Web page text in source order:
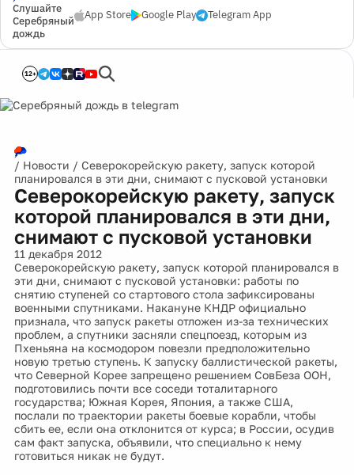
Слушайте
Серебряный
дождь
App Store Google Play Telegram App
12+
/ Новости
планировался в эти дни, снимают с пусковой установки
Северокорейскую ракету, запуск
которой планировался в эти дни,
снимают с пусковой установки
11 декабря 2012
Северокорейскую ракету, запуск которой планировался в
эти дни, снимают с пусковой установки: работы по
снятию ступеней со стартового стола зафиксированы
военными спутниками. Накануне КНДР официально
признала, что запуск ракеты отложен из-за технических
проблем, а спутники засняли спецпоезд, которым из
Пхеньяна на космодором повезли предположительно
новую третью ступень. К запуску баллистической ракеты,
что Северной Корее запрещено решением СовБеза ООН,
подготовились почти все соседи тоталитарного
государства; Южная Корея, Япония, а также США,
послали по траектории ракеты боевые корабли, чтобы
сбить ее, если она отклонится от курса; в России, осудив
сам факт запуска, объявили, что специально к нему
готовиться никак не будут.